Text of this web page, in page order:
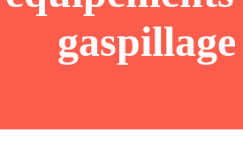
gaspillage